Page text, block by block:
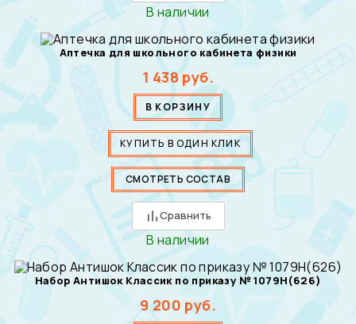
В наличии
Аптечка для школьного кабинета физики
1 438руб.
В КОРЗИНУ
КУПИТЬ В ОДИН КЛИК
СМОТРЕТЬ СОСТАВ
Сравнить
В наличии
Набор Антишок Классик по приказу № 1079Н(626)
9 200 руб.